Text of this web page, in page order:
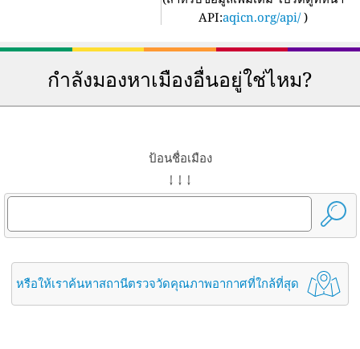
API:aqicn.org/api/ )
กำลังมองหาเมืองอื่นอยู่ใช่ไหม?
ป้อนชื่อเมือง
↓ ↓ ↓
หรือให้เราค้นหาสถานีตรวจวัดคุณภาพอากาศที่ใกล้ที่สุด